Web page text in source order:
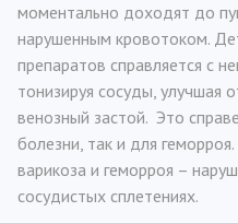
моментально доходят до
нарушенным кровотоком.
препаратов справляется с
тонизируя сосуды, улучшая
венозный застой. Это
болезни, так и для
варикоза и геморроя –
сосудистых сплетениях.